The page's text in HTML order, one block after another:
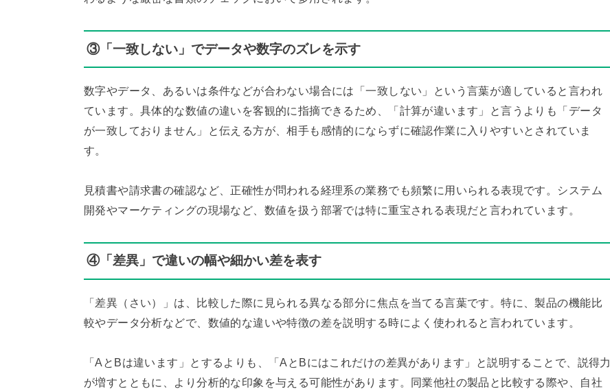
③「一致しない」でデータや数字のズレを示す
数字やデータ、あるいは条件などが合わない場合には「一致しない」という言葉が適していると言われ
ています。具体的な数値の違いを客観的に指摘できるため、「計算が違います」と言うよりも「データ
が一致しておりません」と伝える方が、相手も感情的にならずに確認作業に入りやすいとされていま
す。
見積書や請求書の確認など、正確性が問われる経理系の業務でも頻繁に用いられる表現です。システム
開発やマーケティングの現場など、数値を扱う部署では特に重宝される表現だと言われています。
④「差異」で違いの幅や細かい差を表す
「差異（さい）」は、比較した際に見られる異なる部分に焦点を当てる言葉です。特に、製品の機能比
較やデータ分析などで、数値的な違いや特徴の差を説明する時によく使われると言われています。
「AとBは違います」とするよりも、「AとBにはこれだけの差異があります」と説明することで、説得力
が増すとともに、より分析的な印象を与える可能性があります。同業他社の製品と比較する際や、自社